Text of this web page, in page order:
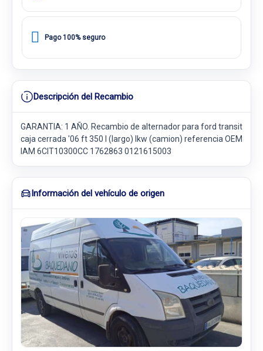
Pago 100% seguro
Descripción del Recambio
GARANTIA: 1 AÑO. Recambio de alternador para ford transit
caja cerrada '06 ft 350 l (largo) lkw (camion) referencia OEM
IAM 6CIT10300CC 1762863 0121615003
Información del vehículo de origen